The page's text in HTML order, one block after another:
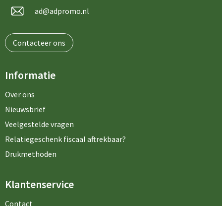
ad@adpromo.nl
Contacteer ons
Informatie
Over ons
Nieuwsbrief
Veelgestelde vragen
Relatiegeschenk fiscaal aftrekbaar?
Drukmethoden
Klantenservice
Contact